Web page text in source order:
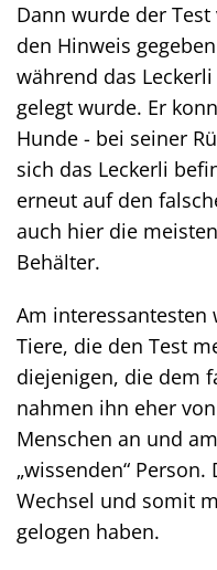
Dann wurde der
den Hinweis
während das
gelegt wurde. Er
Hunde - bei seiner
sich das Leckerli
erneut auf den
auch hier die
Behälter.
Am
Tiere, die den Test
diejenigen, die dem
nahmen ihn eher
Menschen an und
„wissenden“
Wechsel und somit
gelogen haben.